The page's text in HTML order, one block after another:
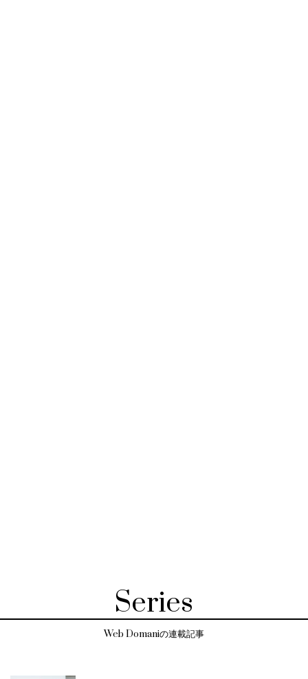
Series
Web Domaniの連載記事